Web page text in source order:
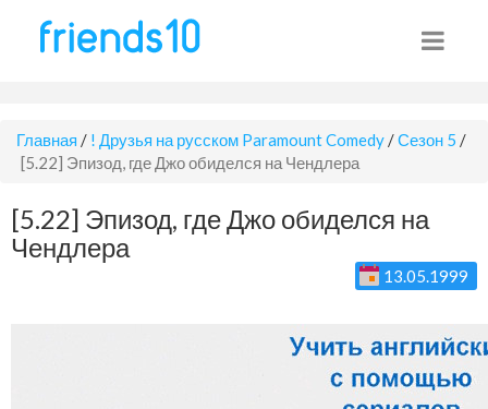
Главная / ! Друзья на русском Paramount Comedy /Сезон 5 /
[5.22] Эпизод, где Джо обиделся на Чендлера
[5.22] Эпизод, где Джо обиделся на
Чендлера
13.05.1999